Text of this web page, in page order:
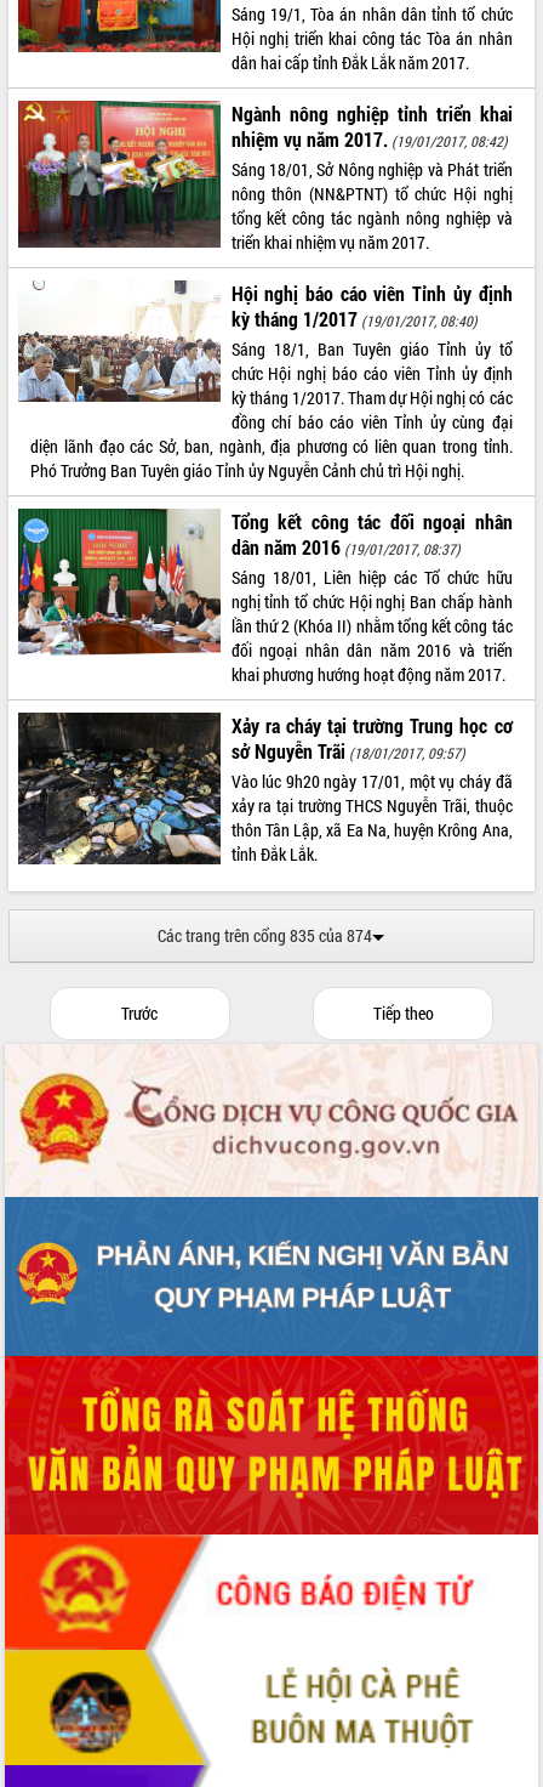
THỐNG KÊ TRUY CẬP
Hôm nay:
19103
Tất cả: 66031843
Sáng 19/1, Tòa án nhân dân tỉnh tổ chức
Hội nghị triển khai công tác Tòa án nhân
dân hai cấp tỉnh Đắk Lắk năm 2017.
Ngành nông nghiệp tỉnh triển khai
nhiệm vụ năm 2017. (19/01/2017, 08:42)
Sáng 18/01, Sở Nông nghiệp và Phát triển
nông thôn (NN&PTNT) tổ chức Hội nghị
tổng kết công tác ngành nông nghiệp và
triển khai nhiệm vụ năm 2017.
Hội nghị báo cáo viên Tỉnh ủy định
kỳ tháng 1/2017 (19/01/2017, 08:40)
Sáng 18/1, Ban Tuyên giáo Tỉnh ủy tổ
chức Hội nghị báo cáo viên Tỉnh ủy định
kỳ tháng 1/2017. Tham dự Hội nghị có các
đồng chí báo cáo viên Tỉnh ủy cùng đại
diện lãnh đạo các Sở, ban, ngành, địa phương có liên quan trong tỉnh.
Phó Trưởng Ban Tuyên giáo Tỉnh ủy Nguyễn Cảnh chủ trì Hội nghị.
Tổng kết công tác đối ngoại nhân
dân năm 2016 (19/01/2017, 08:37)
Sáng 18/01, Liên hiệp các Tổ chức hữu
nghị tỉnh tổ chức Hội nghị Ban chấp hành
lần thứ 2 (Khóa II) nhằm tổng kết công tác
đối ngoại nhân dân năm 2016 và triển
khai phương hướng hoạt động năm 2017.
Xảy ra cháy tại trường Trung học cơ
sở Nguyễn Trãi (18/01/2017, 09:57)
Vào lúc 9h20 ngày 17/01, một vụ cháy đã
xảy ra tại trường THCS Nguyễn Trãi, thuộc
thôn Tân Lập, xã Ea Na, huyện Krông Ana,
tỉnh Đắk Lắk.
Các trang trên cổng 835 của 874
Trước Tiếp theo